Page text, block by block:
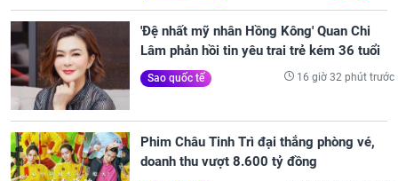
'Đệ nhất mỹ nhân Hồng Kông' Quan Chi
Lâm phản hồi tin yêu trai trẻ kém 36 tuổi
Sao quốc tế 16 giờ 32 phút trước
Phim Châu Tinh Trì đại thắng phòng vé,
doanh thu vượt 8.600 tỷ đồng